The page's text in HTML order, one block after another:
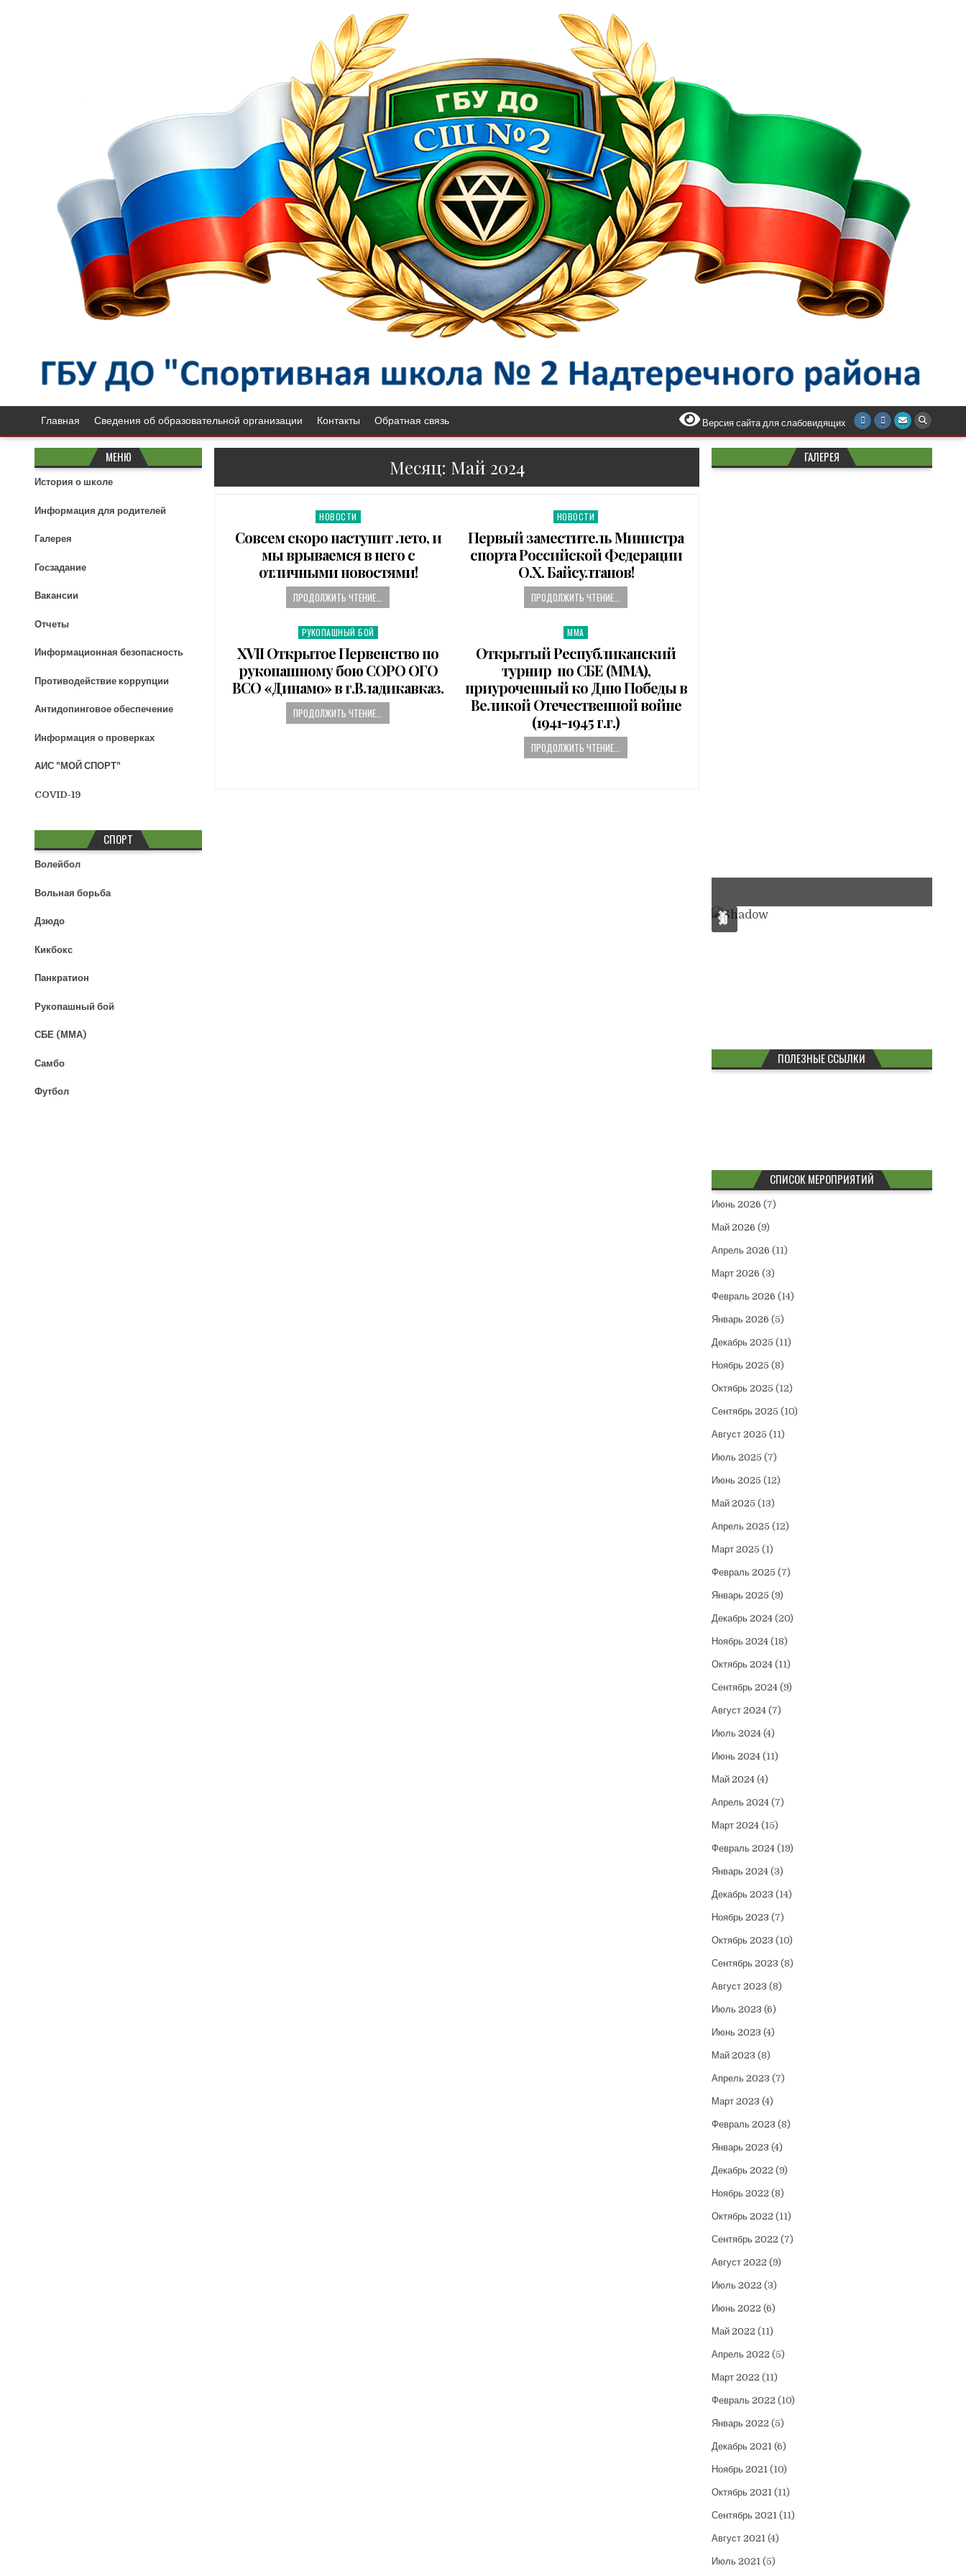
Главная Сведения об образовательной организации Контакты Обратная связь Версия сайта для слабовидящих
Месяц: Май 2024
P
s
t
e
d
i
НОВОСТИ
Совсем скоро наступит лето, и
мы врываемся в него с
отличными новостями!
ПРОДОЛЖИТЬ ЧТЕНИЕ...
P
s
t
e
d
i
НОВОСТИ
Первый заместитель Министра
спорта Российской Федерации
О.Х. Байсултанов!
ПРОДОЛЖИТЬ ЧТЕНИЕ...
P
s
t
e
d
i
РУКОПАШНЫЙ БОЙ
XVII Открытое Первенство по
рукопашному бою СОРО ОГО
ВСО «Динамо» в г.Владикавказ.
ПРОДОЛЖИТЬ ЧТЕНИЕ...
P
s
t
e
d
ММА
Открытый Республиканский
турнир по СБЕ (ММА),
приуроченный ко Дню Победы в
Великой Отечественной войне
(1941-1945 г.г.)
ПРОДОЛЖИТЬ ЧТЕНИЕ...
МЕНЮ
История о школе
Информация для родителей
Галерея
Госзадание
Вакансии
Отчеты
Информационная безопасность
Противодействие коррупции
Антидопинговое обеспечение
Информация о проверках
АИС "МОЙ СПОРТ"
COVID-19
СПОРТ
Волейбол
Вольная борьба
Дзюдо
Кикбокс
Панкратион
Рукопашный бой
СБЕ (ММА)
Самбо
Футбол
ГАЛЕРЕЯ
ПОЛЕЗНЫЕ ССЫЛКИ
СПИСОК МЕРОПРИЯТИЙ
Июнь 2026 (7)
Май 2026 (9)
Апрель 2026 (11)
Март 2026 (3)
Февраль 2026 (14)
Январь 2026 (5)
Декабрь 2025 (11)
Ноябрь 2025 (8)
Октябрь 2025 (12)
Сентябрь 2025 (10)
Август 2025 (11)
Июль 2025 (7)
Июнь 2025 (12)
Май 2025 (13)
Апрель 2025 (12)
Март 2025 (1)
Февраль 2025 (7)
Январь 2025 (9)
Декабрь 2024(20)
Ноябрь 2024(18)
Октябрь 2024(11)
Сентябрь 2024(9)
Август 2024(7)
Июль 2024(4)
Июнь 2024(11)
Май 2024(4)
Апрель 2024(7)
Март 2024(15)
Февраль 2024(19)
Январь 2024(3)
Декабрь 2023 (14)
Ноябрь 2023 (7)
Октябрь 2023 (10)
Сентябрь 2023 (8)
Август 2023 (8)
Июль 2023 (6)
Июнь 2023 (4)
Май 2023 (8)
Апрель 2023 (7)
Март 2023 (4)
Февраль 2023 (8)
Январь 2023 (4)
Декабрь 2022 (9)
Ноябрь 2022 (8)
Октябрь 2022 (11)
Сентябрь 2022 (7)
Август 2022 (9)
Июль 2022 (3)
Июнь 2022 (6)
Май 2022 (11)
Апрель 2022 (5)
Март 2022 (11)
Февраль 2022 (10)
Январь 2022 (5)
Декабрь 2021 (6)
Ноябрь 2021 (10)
Октябрь 2021 (11)
Сентябрь 2021 (11)
Август 2021 (4)
Июль 2021 (5)